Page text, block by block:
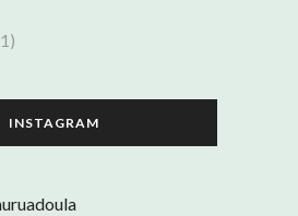
INSTAGRAM